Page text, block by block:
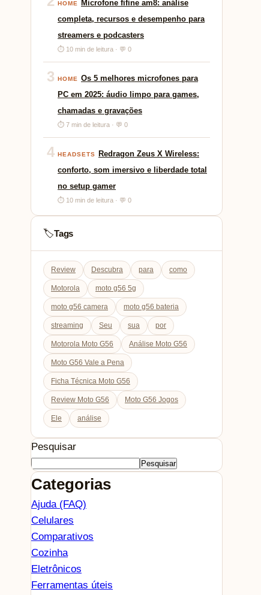
HOME
Microfone fifine am8: análise
completa, recursos e desempenho para
streamers e podcasters
⏱ 10 min de leitura · 💬 0
3 HOME
Os 5 melhores microfones para
PC em 2025: áudio limpo para games,
chamadas e gravações
⏱ 7 min de leitura · 💬 0
4 HEADSETS
Redragon Zeus X Wireless:
conforto, som imersivo e liberdade total
no setup gamer
⏱ 10 min de leitura · 💬 0
🏷️Tags
Review Descubra para como
Motorola moto g56 5g
moto g56 camera moto g56 bateria
streaming Seu sua por
Motorola Moto G56 Análise Moto G56
Moto G56 Vale a Pena
Ficha Técnica Moto G56
Review Moto G56 Moto G56 Jogos
Ele análise
Pesquisar
Pesquisar
Categorias
Ajuda (FAQ)
Celulares
Comparativos
Cozinha
Eletrônicos
Ferramentas úteis